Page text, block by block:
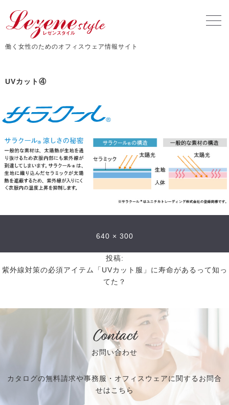
働く女性のためのオフィスウェア情報サイト
UVカット④
640 × 300
投稿:
紫外線対策の必須アイテム「UVカット服」に寿命があるって知っ
てた？
Contact
お問い合わせ
カタログの無料請求や事務服・オフィスウェアに関するお問合
せはこちら